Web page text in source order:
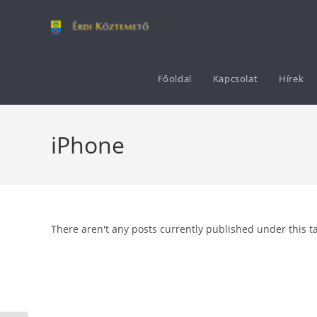
Főoldal Kapcsolat Hírek
iPhone
There aren't any posts currently published under this